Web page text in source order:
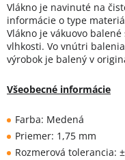
Vlákno je navinuté na
informácie o type
Vlákno je vákuovo
vlhkosti. Vo vnútri
výrobok je balený v
Všeobecné informácie
Farba: Medená
Priemer: 1,75 mm
Rozmerová tolerancia: